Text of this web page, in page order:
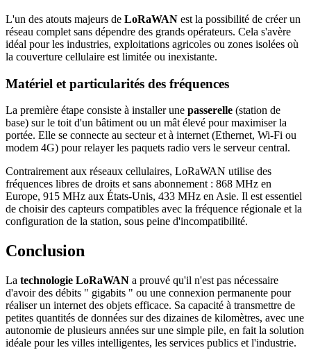
L'un des atouts majeurs de LoRaWAN est la possibilité de créer un
réseau complet sans dépendre des grands opérateurs. Cela s'avère
idéal pour les industries, exploitations agricoles ou zones isolées où
la couverture cellulaire est limitée ou inexistante.
Matériel et particularités des fréquences
La première étape consiste à installer une passerelle (station de
base) sur le toit d'un bâtiment ou un mât élevé pour maximiser la
portée. Elle se connecte au secteur et à internet (Ethernet, Wi-Fi ou
modem 4G) pour relayer les paquets radio vers le serveur central.
Contrairement aux réseaux cellulaires, LoRaWAN utilise des
fréquences libres de droits et sans abonnement : 868 MHz en
Europe, 915 MHz aux États-Unis, 433 MHz en Asie. Il est essentiel
de choisir des capteurs compatibles avec la fréquence régionale et la
configuration de la station, sous peine d'incompatibilité.
Conclusion
La technologie LoRaWAN a prouvé qu'il n'est pas nécessaire
d'avoir des débits " gigabits " ou une connexion permanente pour
réaliser un internet des objets efficace. Sa capacité à transmettre de
petites quantités de données sur des dizaines de kilomètres, avec une
autonomie de plusieurs années sur une simple pile, en fait la solution
idéale pour les villes intelligentes, les services publics et l'industrie.